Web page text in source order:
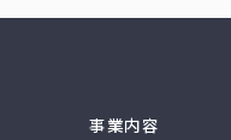
事業内容